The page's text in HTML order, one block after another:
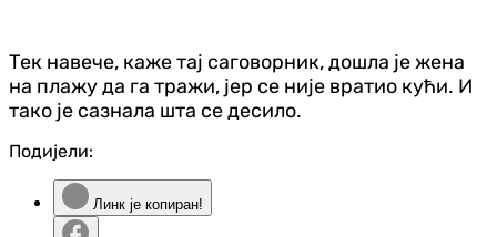
Тек навече, каже тај саговорник, дошла је жена
на плажу да га тражи, јер се није вратио кући. И
тако је сазнала шта се десило.
Подијели:
Линк је копиран!